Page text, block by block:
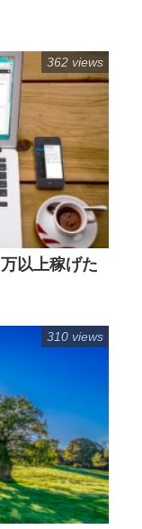
以上稼げた
362 views
310 views